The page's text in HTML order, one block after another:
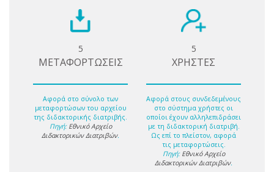
5
ΜΕΤΑΦΟΡΤΩΣΕΙΣ
Αφορά στο σύνολο των
μεταφορτώσων του αρχείου
της διδακτορικής διατριβής.
Πηγή: Εθνικό Αρχείο
Διδακτορικών Διατριβών.
5
ΧΡΗΣΤΕΣ
Αφορά στους συνδεδεμένους
στο σύστημα χρήστες οι
οποίοι έχουν αλληλεπιδράσει
με τη διδακτορική διατριβή.
Ως επί το πλείστον, αφορά
τις μεταφορτώσεις.
Πηγή: Εθνικό Αρχείο
Διδακτορικών Διατριβών.